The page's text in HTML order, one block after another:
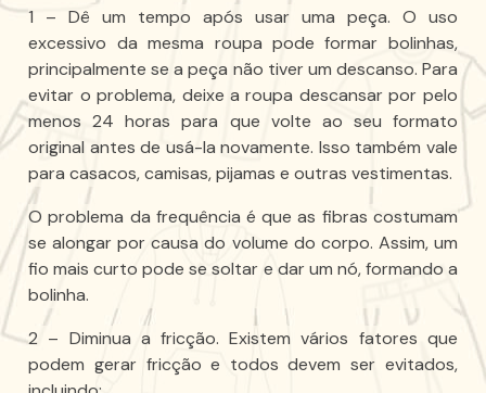
1 – Dê um tempo após usar uma peça. O uso
excessivo da mesma roupa pode formar bolinhas,
principalmente se a peça não tiver um descanso. Para
evitar o problema, deixe a roupa descansar por pelo
menos 24 horas para que volte ao seu formato
original antes de usá-la novamente. Isso também vale
para casacos, camisas, pijamas e outras vestimentas.
O problema da frequência é que as fibras costumam
se alongar por causa do volume do corpo. Assim, um
fio mais curto pode se soltar e dar um nó, formando a
bolinha.
2 – Diminua a fricção. Existem vários fatores que
podem gerar fricção e todos devem ser evitados,